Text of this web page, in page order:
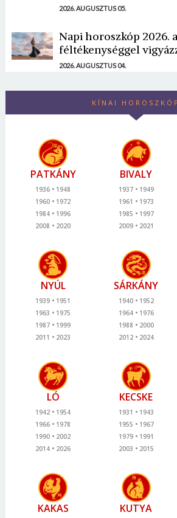
2026. AUGUSZTUS 05.
Napi horoszkóp 2026.
féltékenységgel
2026. AUGUSZTUS 04.
KÍNAI HOROSZKÓP
PATKÁNY
1936
1948
1960
1972
1984
1996
2008
2020
BIVALY
1937
1949
1961
1973
1985
1997
2009
2021
NYÚL
1939
1951
1963
1975
1987
1999
2011
2023
SÁRKÁNY
1940
1952
1964
1976
1988
2000
2012
2024
LÓ
1942
1954
1966
1978
1990
2002
2014
2026
KECSKE
1931
1943
1955
1967
1979
1991
2003
2015
KAKAS KUTYA